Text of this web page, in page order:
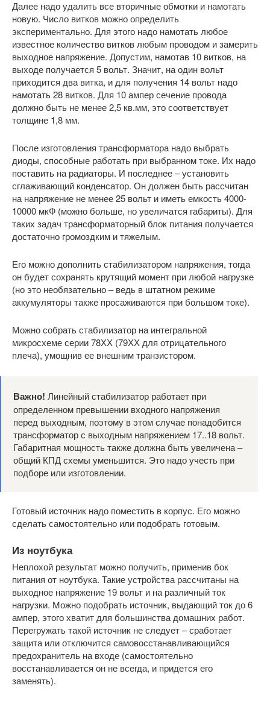
Далее надо удалить все вторичные обмотки и намотать
новую. Число витков можно определить
экспериментально. Для этого надо намотать любое
известное количество витков любым проводом и замерить
выходное напряжение. Допустим, намотав 10 витков, на
выходе получается 5 вольт. Значит, на один вольт
приходится два витка, и для получения 14 вольт надо
намотать 28 витков. Для 10 ампер сечение провода
должно быть не менее 2,5 кв.мм, это соответствует
толщине 1,8 мм.
После изготовления трансформатора надо выбрать
диоды, способные работать при выбранном токе. Их надо
поставить на радиаторы. И последнее – установить
сглаживающий конденсатор. Он должен быть рассчитан
на напряжение не менее 25 вольт и иметь емкость 4000-
10000 мкФ (можно больше, но увеличатся габариты). Для
таких задач трансформаторный блок питания получается
достаточно громоздким и тяжелым.
Его можно дополнить стабилизатором напряжения, тогда
он будет сохранять крутящий момент при любой нагрузке
(но это необязательно – ведь в штатном режиме
аккумуляторы также просаживаются при большом токе).
Можно собрать стабилизатор на интегральной
микросхеме серии 78ХХ (79ХХ для отрицательного
плеча), умощнив ее внешним транзистором.
Важно! Линейный стабилизатор работает при
определенном превышении входного напряжения
перед выходным, поэтому в этом случае понадобится
трансформатор с выходным напряжением 17..18 вольт.
Габаритная мощность также должна быть увеличена –
общий КПД схемы уменьшится. Это надо учесть при
подборе или изготовлении.
Готовый источник надо поместить в корпус. Его можно
сделать самостоятельно или подобрать готовым.
Из ноутбука
Неплохой результат можно получить, применив бок
питания от ноутбука. Такие устройства рассчитаны на
выходное напряжение 19 вольт и на различный ток
нагрузки. Можно подобрать источник, выдающий ток до 6
ампер, этого хватит для большинства домашних работ.
Перегружать такой источник не следует – сработает
защита или отключится самовосстанавливающийся
предохранитель на входе (самостоятельно
восстанавливается он не всегда, и придется его
заменять).